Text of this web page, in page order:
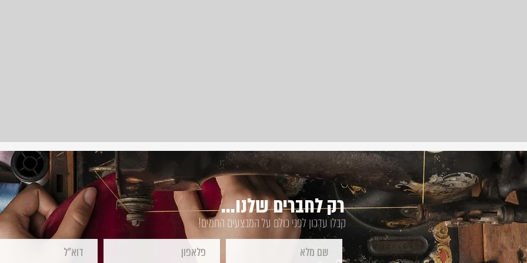
קבלו עדכון לפני כולם על המבצעים החמים!
רק לחברים שלנו...